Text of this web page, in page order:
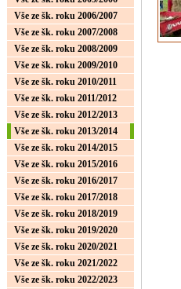
Vše ze šk. roku 2006/2007
Vše ze šk. roku 2007/2008
Vše ze šk. roku 2008/2009
Vše ze šk. roku 2009/2010
Vše ze šk. roku 2010/2011
Vše ze šk. roku 2011/2012
Vše ze šk. roku 2012/2013
Vše ze šk. roku 2013/2014
Vše ze šk. roku 2014/2015
Vše ze šk. roku 2015/2016
Vše ze šk. roku 2016/2017
Vše ze šk. roku 2017/2018
Vše ze šk. roku 2018/2019
Vše ze šk. roku 2019/2020
Vše ze šk. roku 2020/2021
Vše ze šk. roku 2021/2022
Vše ze šk. roku 2022/2023